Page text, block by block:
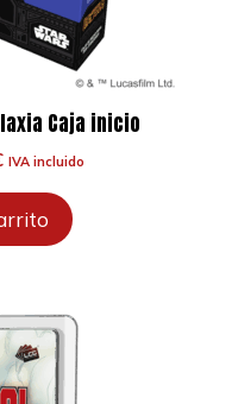
Caja inicio
El
actual
es:
IVA incluido